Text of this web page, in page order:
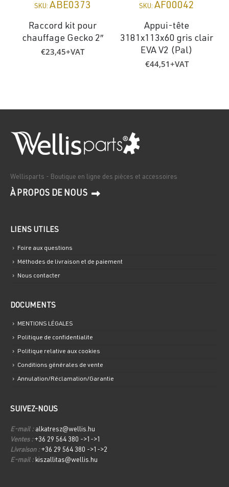
SKU: ABE0373
Raccord kit pour
chauffage Gecko 2″
€23,45+VAT
SKU: AF00042
Appui-tête
3181x113x60 gris clair
EVA V2 (Pal)
€44,51+VAT
Wellisparts - Boutique en ligne des pièces et accessoires
À PROPOS DE NOUS
LIENS UTILES
Foire aux questions
Méthodes de livraison et de paiement
Nous contacter
DOCUMENTS
MENTIONS LÉGALES
Politique de confidentialite
Politique relative aux cookies
Conditions générales de vente
Annulation/Réclamation/Garantie
SUIVEZ-NOUS
E-mail : alkatresz@wellis.hu
Ventes : +36 29 564 380 ->1->1
Livraison : +36 29 564 380 ->1->2
E-mail : kiszallitas@wellis.hu